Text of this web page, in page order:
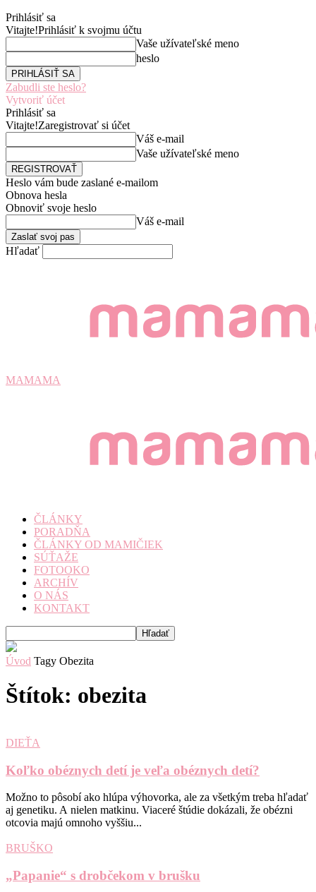
Prihlásiť sa
Vitajte!Prihlásiť k svojmu účtu
Vaše užívateľské meno
heslo
Zabudli ste heslo?
Vytvoriť účet
Prihlásiť sa
Vitajte!Zaregistrovať si účet
Váš e-mail
Vaše užívateľské meno
Heslo vám bude zaslané e-mailom
Obnova hesla
Obnoviť svoje heslo
Váš e-mail
Hľadať
MAMAMA
ČLÁNKY
PORADŇA
ČLÁNKY OD MAMIČIEK
SÚŤAŽE
FOTOOKO
ARCHÍV
O NÁS
KONTAKT
Úvod Tagy Obezita
Štítok: obezita
DIEŤA
Koľko obéznych detí je veľa obéznych detí?
Možno to pôsobí ako hlúpa výhovorka, ale za všetkým treba hľadať
aj genetiku. A nielen matkinu. Viaceré štúdie dokázali, že obézni
otcovia majú omnoho vyššiu...
BRUŠKO
„Papanie“ s drobčekom v brušku